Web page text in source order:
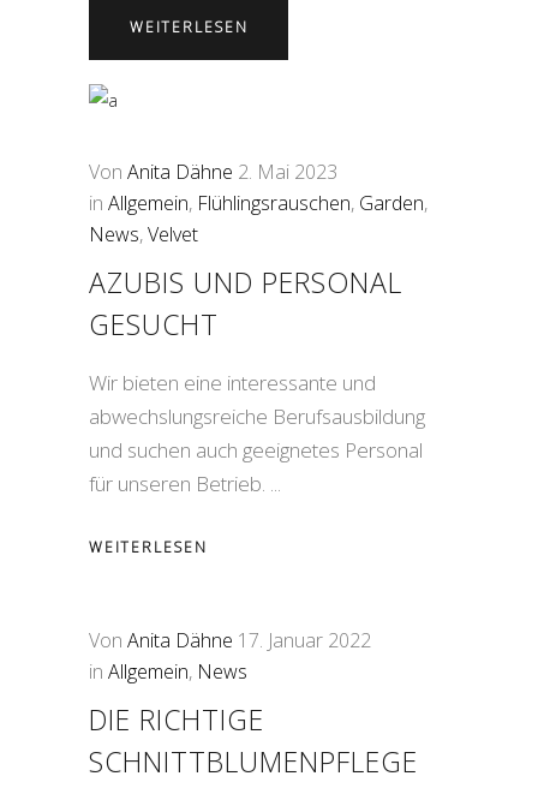
WEITERLESEN
Von Anita Dähne 2. Mai 2023
in Allgemein, Flühlingsrauschen, Garden,
News,Velvet
AZUBIS UND PERSONAL
GESUCHT
Wir bieten eine interessante und
abwechslungsreiche Berufsausbildung
und suchen auch geeignetes Personal
für unseren Betrieb.
WEITERLESEN
Von Anita Dähne 17. Januar 2022
in Allgemein, News
DIE RICHTIGE
SCHNITTBLUMENPFLEGE